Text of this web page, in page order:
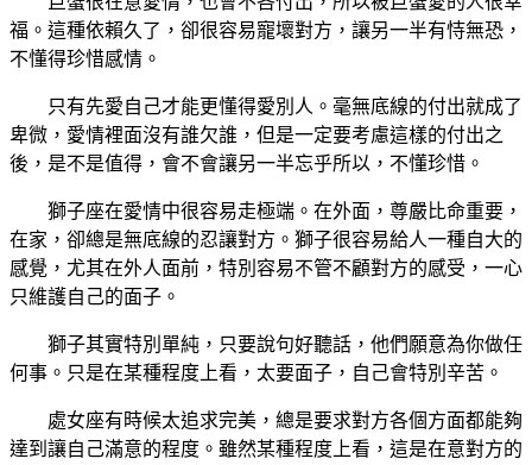
福。這種依賴久了，卻很容易寵壞對方，讓另一半有恃無恐，
不懂得珍惜感情。
只有先愛自己才能更懂得愛別人。毫無底線的付出就成了
卑微，愛情裡面沒有誰欠誰，但是一定要考慮這樣的付出之
後，是不是值得，會不會讓另一半忘乎所以，不懂珍惜。
獅子座在愛情中很容易走極端。在外面，尊嚴比命重要，
在家，卻總是無底線的忍讓對方。獅子很容易給人一種自大的
感覺，尤其在外人面前，特別容易不管不顧對方的感受，一心
只維護自己的面子。
獅子其實特別單純，只要說句好聽話，他們願意為你做任
何事。只是在某種程度上看，太要面子，自己會特別辛苦。
處女座有時候太追求完美，總是要求對方各個方面都能夠
達到讓自己滿意的程度。雖然某種程度上看，這是在意對方的